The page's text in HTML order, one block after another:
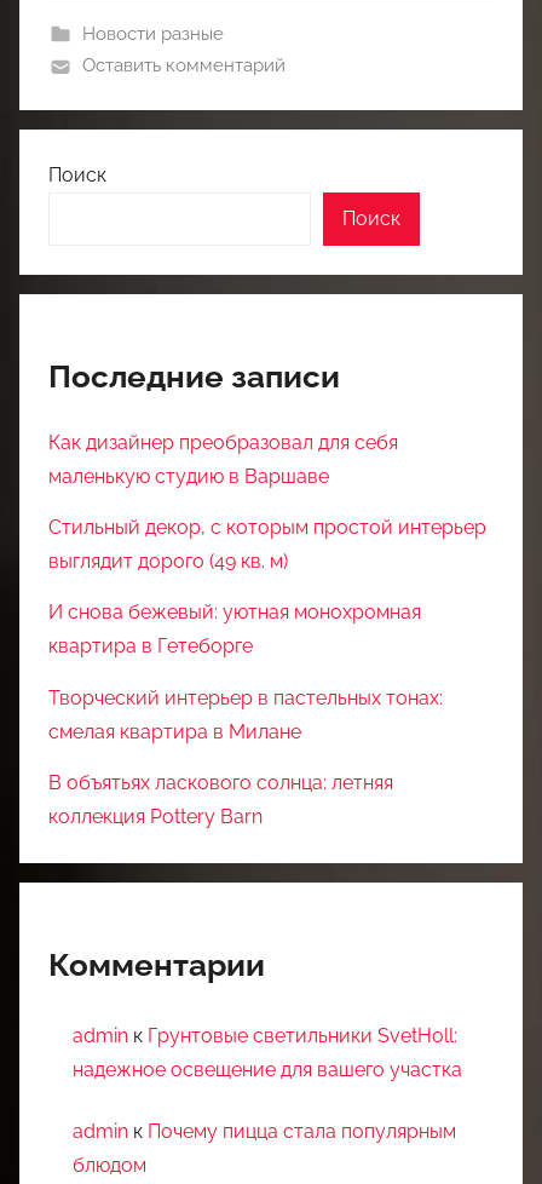
Новости разные
Оставить комментарий
Поиск
Поиск
Последние записи
Как дизайнер преобразовал для себя
маленькую студию в Варшаве
Стильный декор, с которым простой интерьер
выглядит дорого (49 кв. м)
И снова бежевый: уютная монохромная
квартира в Гетеборге
Творческий интерьер в пастельных тонах:
смелая квартира в Милане
В объятьях ласкового солнца: летняя
коллекция Pottery Barn
Комментарии
admin к Грунтовые светильники SvetHoll:
надежное освещение для вашего участка
admin к Почему пицца стала популярным
блюдом